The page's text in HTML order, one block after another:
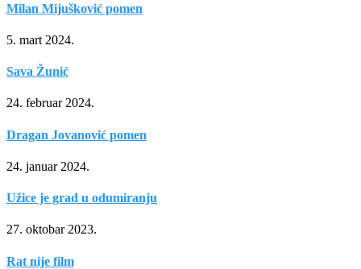
Milan Mijušković pomen
5. mart 2024.
Sava Žunić
24. februar 2024.
Dragan Jovanović pomen
24. januar 2024.
Užice je grad u odumiranju
27. oktobar 2023.
Rat nije film